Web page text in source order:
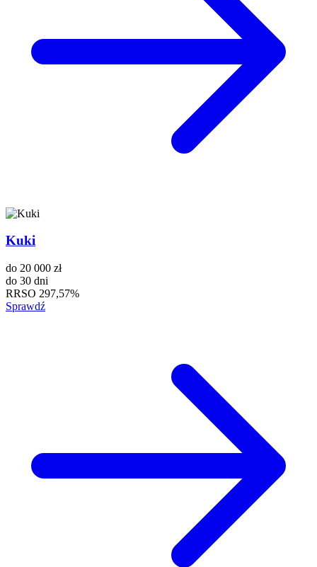
Kuki
do 20 000 zł
do 30 dni
RRSO 297,57%
Sprawdź